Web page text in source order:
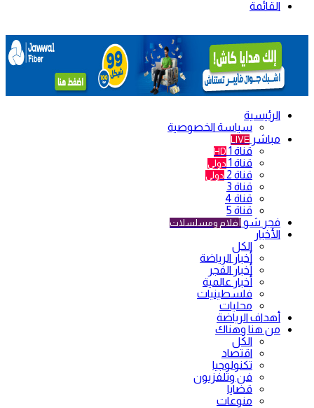
القائمة
الرئيسية
سياسة الخصوصية
مباشر LIVE
قناة 1 HD
قناة 1 دولي
قناة 2 دولي
قناة 3
قناة 4
قناة 5
فجر شو أفلام ومسلسلات
الأخبار
الكل
أخبار الرياضة
أخبار الفجر
أخبار عالمية
فلسطينيات
محليات
أهداف الرياضة
من هنا وهناك
الكل
اقتصاد
تكنولوجيا
فن وتلفزيون
قضايا
منوعات